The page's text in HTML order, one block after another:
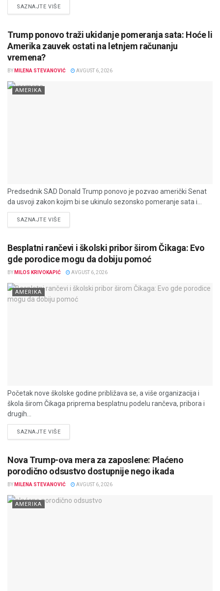
SAZNAJTE VIŠEDETAILS
Trump ponovo traži ukidanje pomeranja sata: Hoće li
Amerika zauvek ostati na letnjem računanju
vremena?
BY MILENA STEVANOVIĆ AVGUST 6, 2026
AMERIKA
Predsednik SAD Donald Trump ponovo je pozvao američki Senat
da usvoji zakon kojim bi se ukinulo sezonsko pomeranje sata i...
SAZNAJTE VIŠEDETAILS
Besplatni rančevi i školski pribor širom Čikaga: Evo
gde porodice mogu da dobiju pomoć
BY MILOS KRIVOKAPIĆ AVGUST 6, 2026
AMERIKA
Početak nove školske godine približava se, a više organizacija i
škola širom Čikaga priprema besplatnu podelu rančeva, pribora i
drugih...
SAZNAJTE VIŠEDETAILS
Nova Trump-ova mera za zaposlene: Plaćeno
porodično odsustvo dostupnije nego ikada
BY MILENA STEVANOVIĆ AVGUST 6, 2026
AMERIKA